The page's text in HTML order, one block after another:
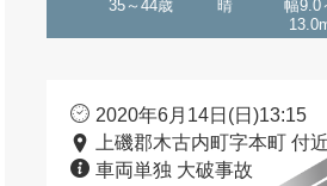
35～44歳 晴
幅9.0
2020年6月14日(日)13:15
上磯郡木古内町字本町 付近
車両単独 大破事故